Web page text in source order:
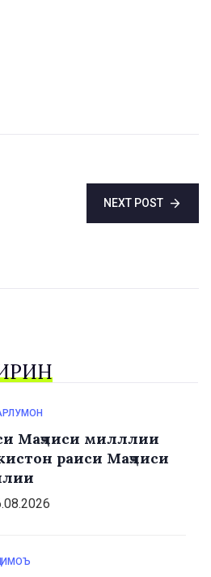
NEXT POST
Маҷлиси милллии
раиси Маҷлиси